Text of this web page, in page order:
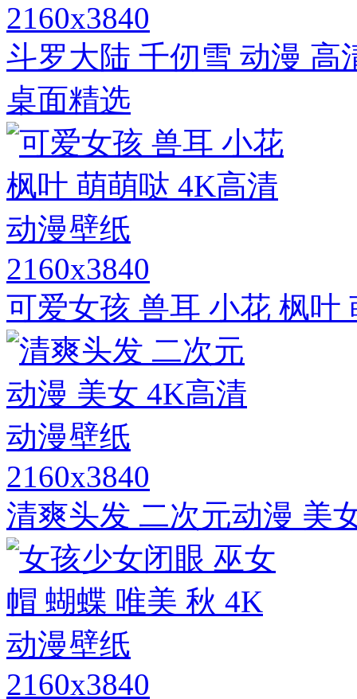
2160x3840
斗罗大陆 千仞雪 动漫 高
桌面精选
2160x3840
可爱女孩 兽耳 小花 枫叶
2160x3840
清爽头发 二次元动漫 美
2160x3840